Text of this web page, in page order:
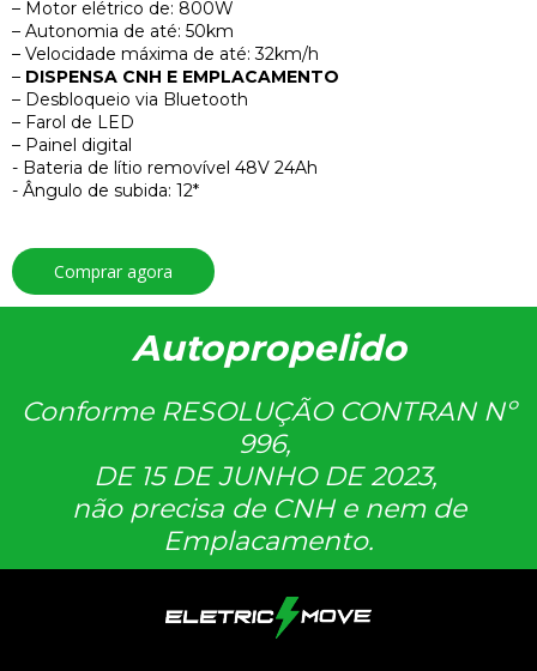
– Motor elétrico de: 800W
– Autonomia de até: 50km
– Velocidade máxima de até: 32km/h
– DISPENSA CNH E EMPLACAMENTO
– Desbloqueio via Bluetooth
– Farol de LED
– Painel digital
- Bateria de lítio removível 48V 24Ah
- Ângulo de subida: 12*
Comprar agora
Autopropelido
Conforme RESOLUÇÃO CONTRAN Nº
996,
DE 15 DE JUNHO DE 2023,
não precisa de CNH e nem de
Emplacamento.